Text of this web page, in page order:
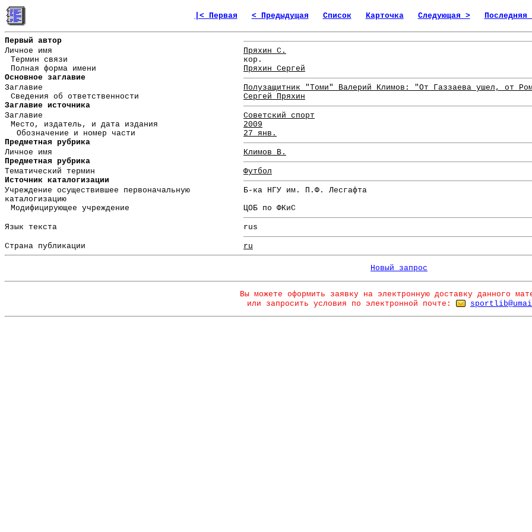
|< Первая < Предыдущая Список Карточка Следующая > Последняя
Первый автор
Личное имя
Пряхин С.
Термин связи
кор.
Полная форма имени
Пряхин Сергей
Основное заглавие
Заглавие
Полузащитник "Томи" Валерий Климов: "От Газзаева ушел, от
Сведения об ответственности
Сергей Пряхин
Заглавие источника
Заглавие
Советский спорт
Место, издатель, и дата издания
2009
Обозначение и номер части
27 янв.
Предметная рубрика
Личное имя
Климов В.
Предметная рубрика
Тематический термин
Футбол
Источник каталогизации
Учреждение осуществившее первоначальную
каталогизацию
Б-ка НГУ им. П.Ф. Лесгафта
Модифицирующее учреждение
ЦОБ по ФКиС
Язык текста rus
Страна публикации ru
Новый запрос
Вы можете оформить заявку на электронную доставку данного
или запросить условия по электронной почте: